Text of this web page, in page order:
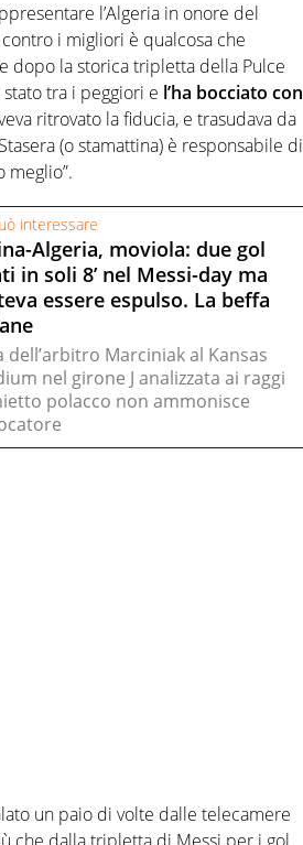
l’Algeria in onore del
i migliori è qualcosa che
dopo la storica tripletta della Pulce
tra i peggiori e l’ha bocciato con
ritrovato la fiducia, e trasudava da
(o stamattina) è responsabile di
interessare
Algeria, moviola: due gol
in soli 8’ nel Messi-day ma
essere espulso. La beffa
dell’arbitro Marciniak al Kansas
nel girone J analizzata ai raggi
polacco non ammonisce
un paio di volte dalle telecamere